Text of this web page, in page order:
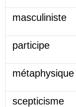
masculiniste
participe
métaphysique
scepticisme